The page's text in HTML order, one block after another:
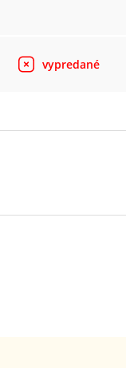
vypredané